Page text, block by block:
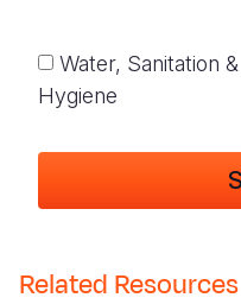
Water, Sanitation &
Hygiene
Related Resources